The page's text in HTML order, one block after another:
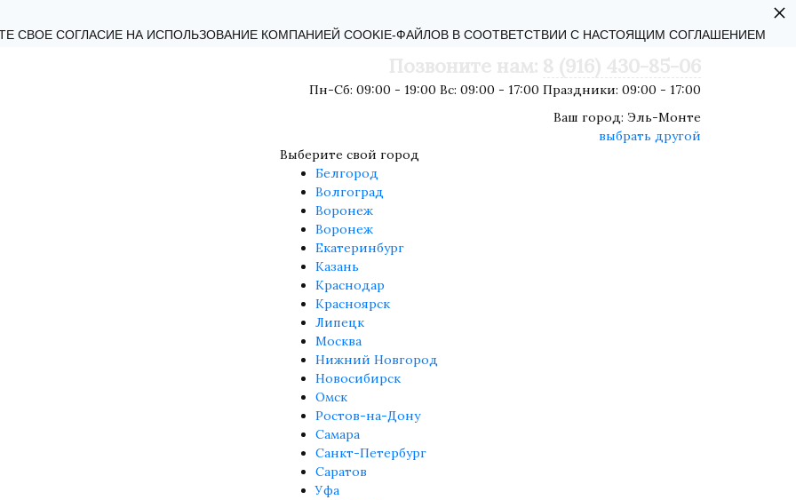
Пн-Сб: 09:00 - 19:00 Вс: 09:00 - 17:00 Праздники: 09:00 - 17:00
Ваш город: Эль-Монте
выбрать другой
Выберите свой город
Белгород
Волгоград
Воронеж
Воронеж
Екатеринбург
Казань
Краснодар
Красноярск
Липецк
Москва
Нижний Новгород
Новосибирск
Омск
Ростов-на-Дону
Самара
Санкт-Петербург
Саратов
Уфа
СВОЕ СОГЛАСИЕ НА ИСПОЛЬЗОВАНИЕ КОМПАНИЕЙ COOKIE-ФАЙЛОВ В СООТВЕТСТВИИ С НАСТОЯЩИМ СОГЛАШЕНИЕМ
×